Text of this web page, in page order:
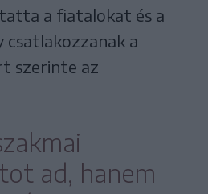
a fiatalokat és a
a
szerinte az
ad, hanem